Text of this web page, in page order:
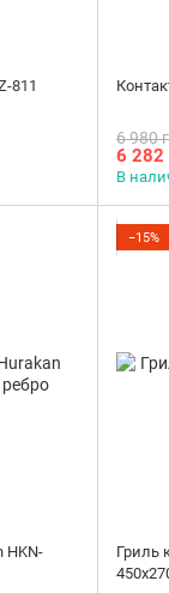
811
6 980
6 282
В
HKN-
−15%
Гриль